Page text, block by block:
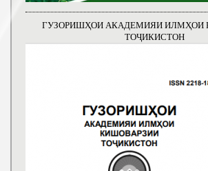
ГУЗОРИШҲОИ АКАДЕМИЯИ ИЛМҲОИ
ТОҶИКИСТОН